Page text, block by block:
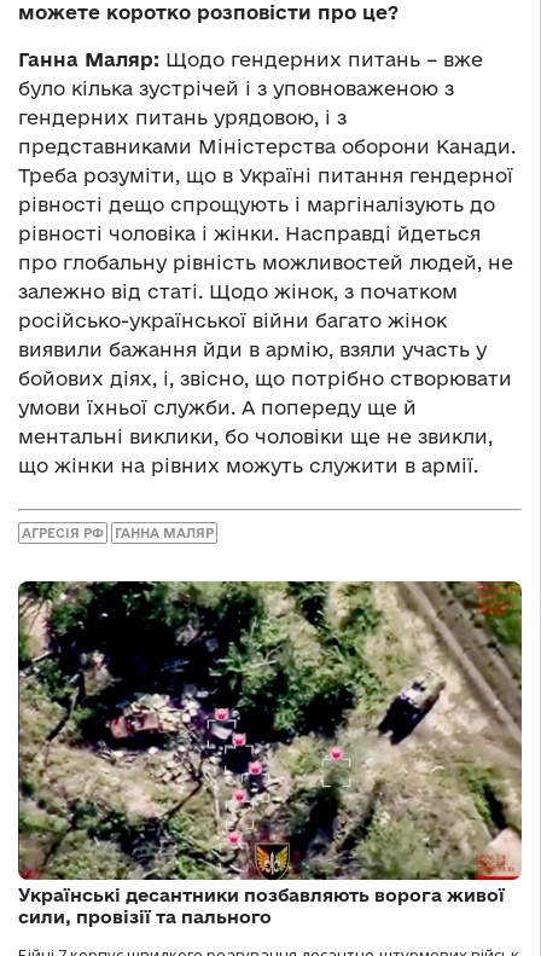
можете коротко розповісти про це?
Ганна Маляр: Щодо гендерних питань – вже
було кілька зустрічей і з уповноваженою з
гендерних питань урядовою, і з
представниками Міністерства оборони Канади.
Треба розуміти, що в Україні питання гендерної
рівності дещо спрощують і маргіналізують до
рівності чоловіка і жінки. Насправді йдеться
про глобальну рівність можливостей людей, не
залежно від статі. Щодо жінок, з початком
російсько-української війни багато жінок
виявили бажання йди в армію, взяли участь у
бойових діях, і, звісно, що потрібно створювати
умови їхньої служби. А попереду ще й
ментальні виклики, бо чоловіки ще не звикли,
що жінки на рівних можуть служити в армії.
АГРЕСІЯ РФ ГАННА МАЛЯР
Українські десантники позбавляють ворога живої
сили, провізії та пального